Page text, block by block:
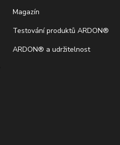
Magazín
Testování produktů ARDON®
ARDON® a udržitelnost